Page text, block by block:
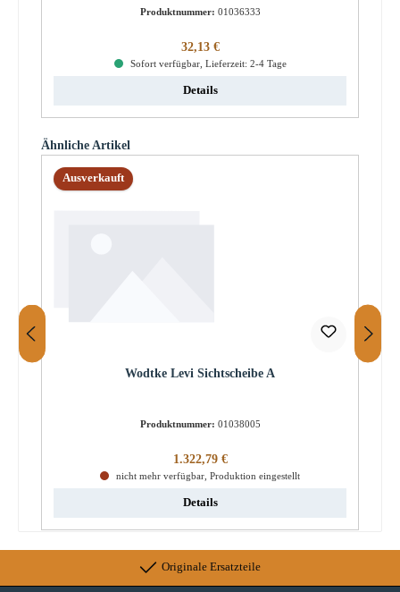
Produktnummer: 01036333
Regulärer Preis:
32,13 €
Sofort verfügbar, Lieferzeit: 2-4 Tage
Details
Produktgalerie überspringen
Ähnliche Artikel
Ausverkauft
Wodtke Levi Sichtscheibe A
Produktnummer: 01038005
Regulärer Preis:
1.322,79 €
nicht mehr verfügbar, Produktion eingestellt
Details
Originale Ersatzteile